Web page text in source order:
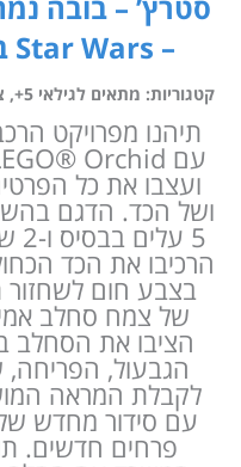
סטרץ’ – בובה
– Star Wars בובה פט – Stretch
קטגוריות: מתאים לגילאי 5+ ,
תיהנו מפרויקט
ועצבו את כל
ושל הכד. הדגם
5
בצבע חום לשחזור
של צמח סחלב
הציבו את הסחלב
הגבעול,
לקבלת המראה
עם סידור מחדש של
פרחים חדשים.